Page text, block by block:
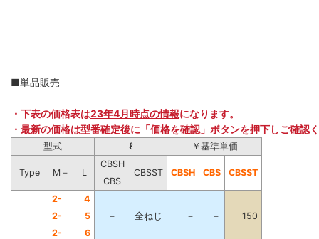
■単品販売
・下表の価格表は23年4月時点の情報になります。
・最新の価格は型番確定後に「価格を確認」ボタンを押下しご確認
型式 ℓ ￥基準単価
Type M－ L
CBSH
CBSST
CBSH CBS
CBSST
CBS
2-
4
－
全ねじ － － 150
2-
5
2-
6